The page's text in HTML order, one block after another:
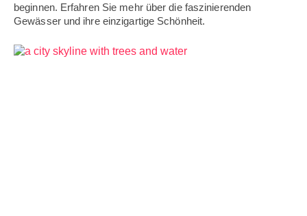
beginnen. Erfahren Sie mehr über die faszinierenden
Gewässer und ihre einzigartige Schönheit.